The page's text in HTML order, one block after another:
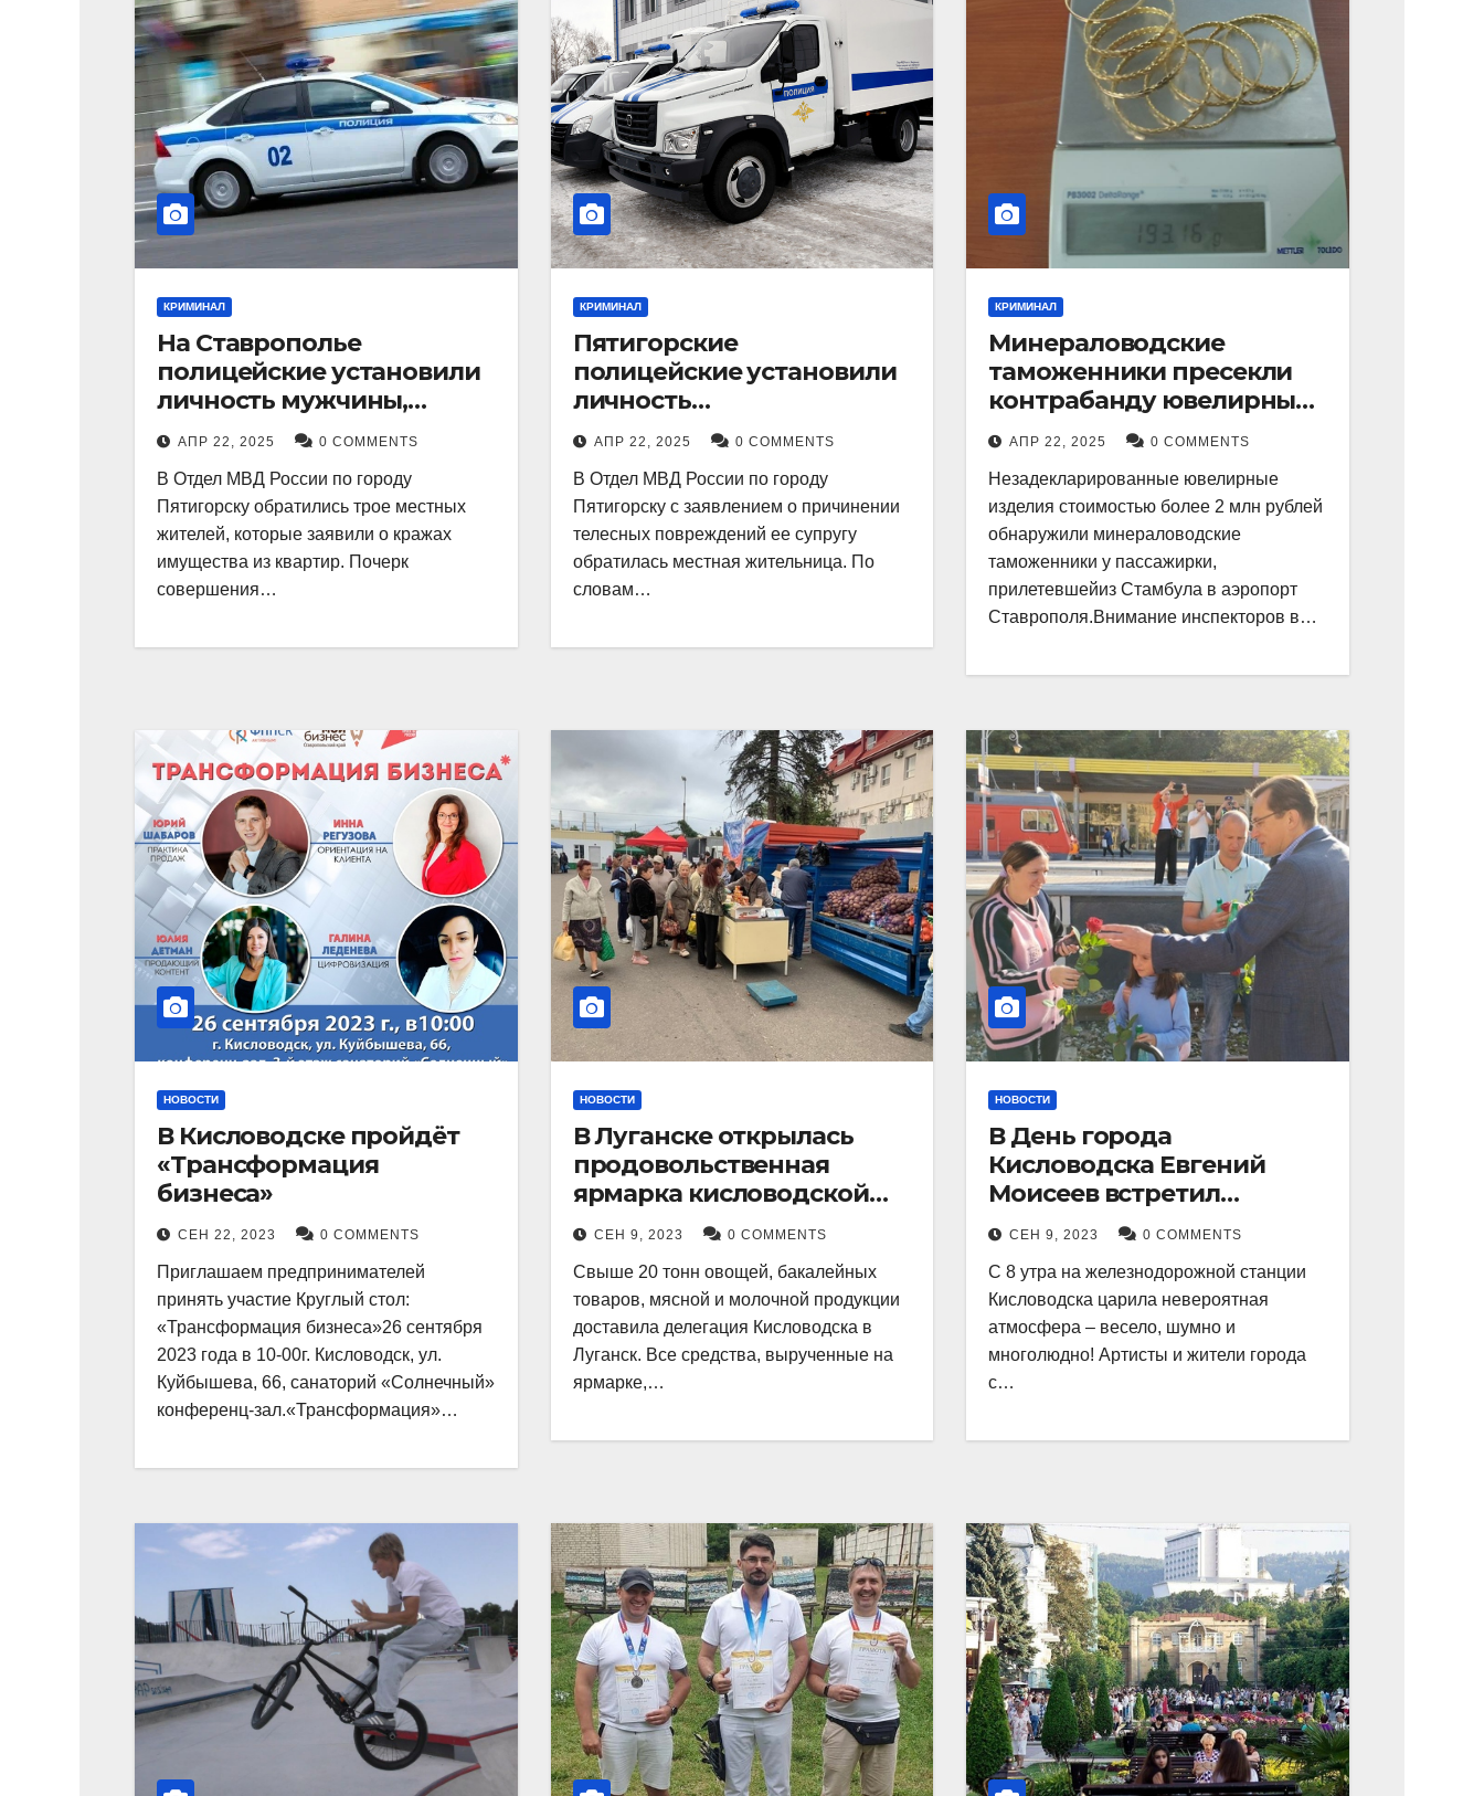
КРИМИНАЛ
На Ставрополье
полицейские установили
личность мужчины,
причастного к кражам
имущества из квартир в
Пятигорске
АПР 22, 2025 0 COMMENTS
В Отдел МВД России по городу
Пятигорску обратились трое местных
жителей, которые заявили о кражах
имущества из квартир. Почерк
совершения…
КРИМИНАЛ
Пятигорские
полицейские установили
личность
злоумышленника,
причинившего телесные
повреждения местному
жителю
АПР 22, 2025 0 COMMENTS
В Отдел МВД России по городу
Пятигорску с заявлением о причинении
телесных повреждений ее супругу
обратилась местная жительница. По
словам…
КРИМИНАЛ
Минераловодские
таможенники пресекли
контрабанду ювелирных
изделий на 2 млн рублей
АПР 22, 2025 0 COMMENTS
Незадекларированные ювелирные
изделия стоимостью более 2 млн рублей
обнаружили минераловодские
таможенники у пассажирки,
прилетевшейиз Стамбула в аэропорт
Ставрополя.Внимание инспекторов в…
НОВОСТИ
В Кисловодске пройдёт
«Трансформация
бизнеса»
СЕН 22, 2023 0 COMMENTS
Приглашаем предпринимателей
принять участие Круглый стол:
«Трансформация бизнеса»26 сентября
2023 года в 10-00г. Кисловодск, ул.
Куйбышева, 66, санаторий «Солнечный»
конференц-зал.«Трансформация»…
НОВОСТИ
В Луганске открылась
продовольственная
ярмарка кисловодской
продукции.
СЕН 9, 2023 0 COMMENTS
Свыше 20 тонн овощей, бакалейных
товаров, мясной и молочной продукции
доставила делегация Кисловодска в
Луганск. Все средства, вырученные на
ярмарке,…
НОВОСТИ
В День города
Кисловодска Евгений
Моисеев встретил
прибывший поезд с
туристами.
СЕН 9, 2023 0 COMMENTS
С 8 утра на железнодорожной станции
Кисловодска царила невероятная
атмосфера – весело, шумно и
многолюдно! Артисты и жители города
с…